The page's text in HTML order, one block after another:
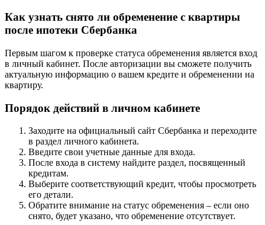
Как узнать снято ли обременение с квартиры
после ипотеки Сбербанка
Первым шагом к проверке статуса обременения является вход
в личный кабинет. После авторизации вы сможете получить
актуальную информацию о вашем кредите и обременении на
квартиру.
Порядок действий в личном кабинете
Заходите на официальный сайт Сбербанка и переходите
в раздел личного кабинета.
Введите свои учетные данные для входа.
После входа в систему найдите раздел, посвященный
кредитам.
Выберите соответствующий кредит, чтобы просмотреть
его детали.
Обратите внимание на статус обременения – если оно
снято, будет указано, что обременение отсутствует.